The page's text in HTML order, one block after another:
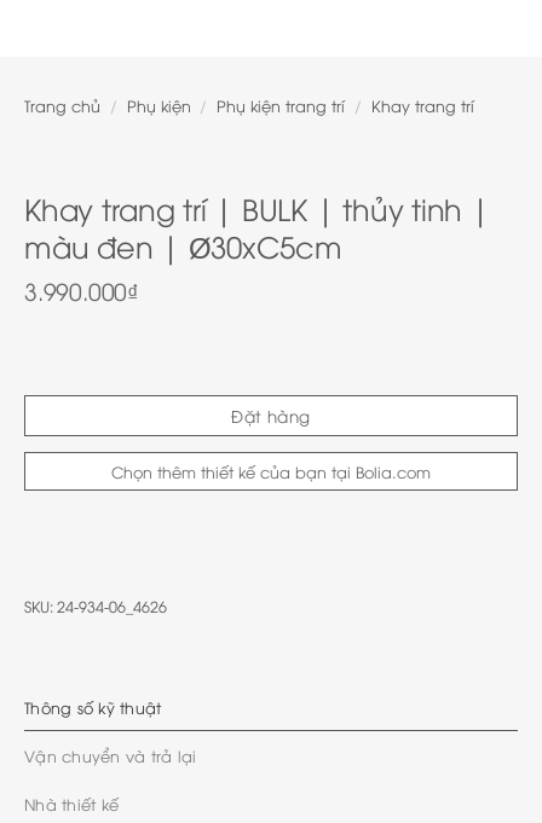
Trang chủ / Phụ kiện / Phụ kiện trang trí / Khay trang trí
Khay trang trí | BULK | thủy tinh |
màu đen | Ø30xC5cm
3.990.000₫
Đặt hàng
Chọn thêm thiết kế của bạn tại Bolia.com
SKU:24-934-06_4626
Thông số kỹ thuật
Vận chuyển và trả lại
Nhà thiết kế